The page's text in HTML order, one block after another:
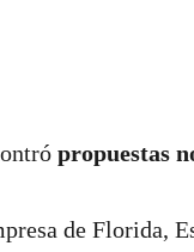
propuestas
de Florida,